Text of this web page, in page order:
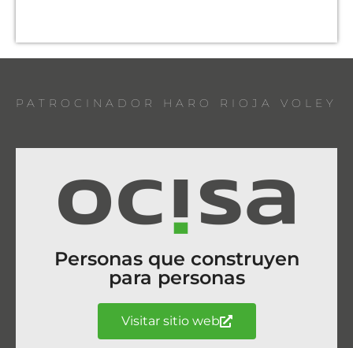
PATROCINADOR HARO RIOJA VOLEY
Personas que construyen
para personas
Visitar sitio web